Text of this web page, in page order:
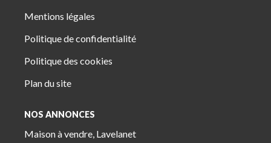
Mentions légales
Politique de confidentialité
Politique des cookies
Plan du site
NOS ANNONCES
Maison à vendre, Lavelanet